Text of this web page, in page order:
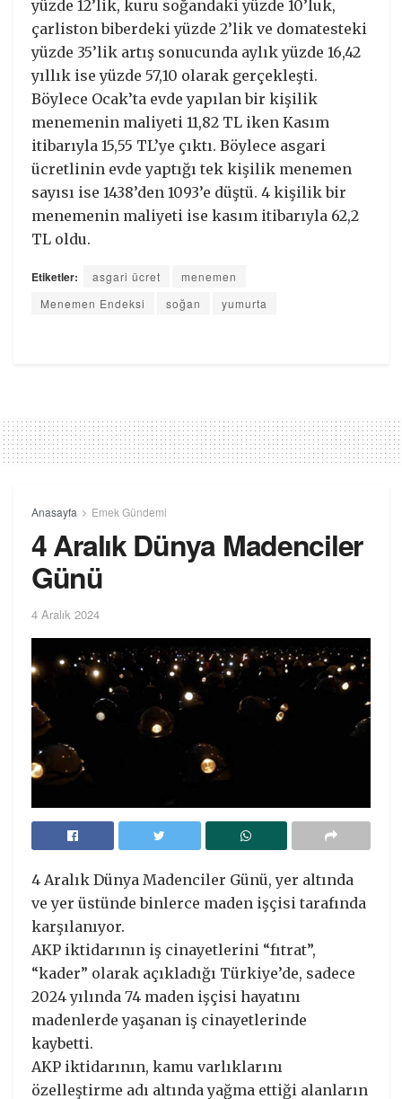
yüzde 12’lik, kuru soğandaki yüzde 10’luk,
çarliston biberdeki yüzde 2’lik ve domatesteki
yüzde 35’lik artış sonucunda aylık yüzde 16,42
yıllık ise yüzde 57,10 olarak gerçekleşti.
Böylece Ocak’ta evde yapılan bir kişilik
menemenin maliyeti 11,82 TL iken Kasım
itibarıyla 15,55 TL’ye çıktı. Böylece asgari
ücretlinin evde yaptığı tek kişilik menemen
sayısı ise 1438’den 1093’e düştü. 4 kişilik bir
menemenin maliyeti ise kasım itibarıyla 62,2
TL oldu.
Etiketler: asgari ücret
menemen
Menemen Endeksi
soğan yumurta
Anasayfa Emek Gündemi
4 Aralık Dünya Madenciler
Günü
4 Aralık 2024
4 Aralık Dünya Madenciler Günü, yer altında
ve yer üstünde binlerce maden işçisi tarafında
karşılanıyor.
AKP iktidarının iş cinayetlerini “fıtrat”,
“kader” olarak açıkladığı Türkiye’de, sadece
2024 yılında 74 maden işçisi hayatını
madenlerde yaşanan iş cinayetlerinde
kaybetti.
AKP iktidarının, kamu varlıklarını
özelleştirme adı altında yağma ettiği alanların